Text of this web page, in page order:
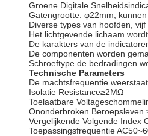
Groene Digitale
Gatengrootte: φ22mm,
Diverse types van hoofden,
Het lichtgevende lichaam
De karakters van de
De componenten worden
Schroeftype de bedradingen
Technische Parameters
De machtsfrequentie
Isolatie Resistance≥2MΩ
Toelaatbare
Ononderbroken Beroepsleven
Vergelijkende Volgende Index
Toepassingsfrequentie